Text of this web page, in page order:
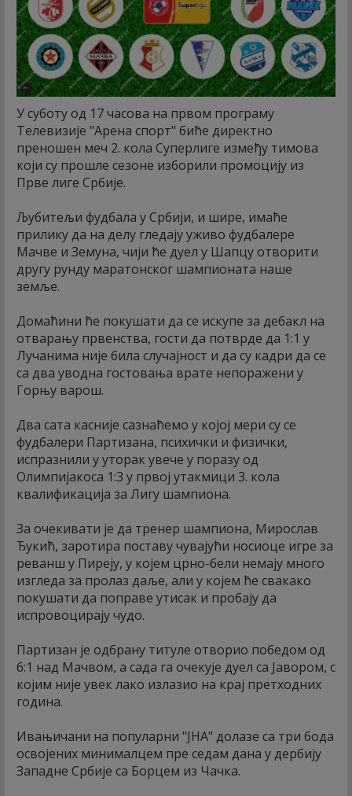
У суботу од 17 часова на првом програму
Телевизије "Арена спорт" биће директно
преношен меч 2. кола Суперлиге између тимова
који су прошле сезоне изборили промоцију из
Прве лиге Србије.
Љубитељи фудбала у Србији, и шире, имаће
прилику да на делу гледају уживо фудбалере
Мачве и Земуна, чији ће дуел у Шапцу отворити
другу рунду маратонског шампионата наше
земље.
Домаћини ће покушати да се искупе за дебакл на
отварању првенства, гости да потврде да 1:1 у
Лучанима није била случајност и да су кадри да се
са два уводна гостовања врате непоражени у
Горњу варош.
Два сата касније сазнаћемо у којој мери су се
фудбалери Партизана, психички и физички,
испразнили у уторак увече у поразу од
Олимпијакоса 1:3 у првој утакмици 3. кола
квалификација за Лигу шампиона.
За очекивати је да тренер шампиона, Мирослав
Ђукић, заротира поставу чувајући носиоце игре за
реванш у Пиреју, у којем црно-бели немају много
изгледа за пролаз даље, али у којем ће свакако
покушати да поправе утисак и пробају да
испровоцирају чудо.
Партизан је одбрану титуле отворио победом од
6:1 над Мачвом, а сада га очекује дуел са Јавором, с
којим није увек лако излазио на крај претходних
година.
Ивањичани на популарни "ЈНА" долазе са три бода
освојених минималцем пре седам дана у дербију
Западне Србије са Борцем из Чачка.